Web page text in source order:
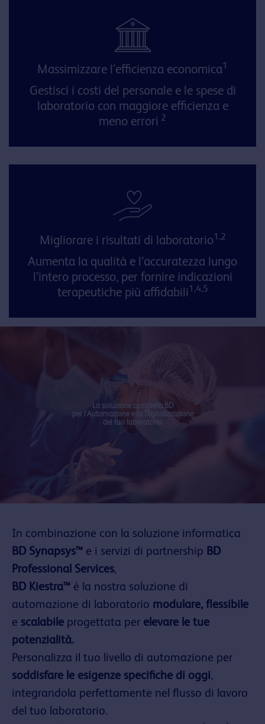
Massimizzare l’efficienza economica1
Gestisci i costi del personale e le spese di
laboratorio con maggiore efficienza e
meno errori 2
Migliorare i risultati di laboratorio1,2
Aumenta la qualità e l’accuratezza lungo
l’intero processo, per fornire indicazioni
terapeutiche più affidabili1,4,5
La soluzione completa BD
per l’Automazione e la Digitalizzazione
del tuo laboratorio
In combinazione con la soluzione informatica
BD Synapsys™ e i servizi di partnership BD
Professional Services,
BD Kiestra™ è la nostra soluzione di
automazione di laboratorio modulare, flessibile
e scalabile progettata per elevare le tue
potenzialità.
Personalizza il tuo livello di automazione per
soddisfare le esigenze specifiche di oggi,
integrandola perfettamente nel flusso di lavoro
del tuo laboratorio.